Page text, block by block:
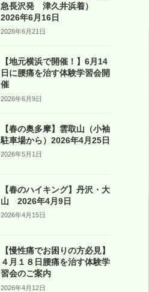
急長沢発 津久井浜着）
2026年6月16日
2026年6月21日
【地元横浜で開催！】6月14
日に腰痛を治す体験学習会開
催
2026年6月9日
【春の奥多摩】雲取山（小袖
駐車場から）2026年4月25日
2026年5月1日
【春のハイキング】丹沢・大
山 2026年4月9日
2026年4月15日
【慢性痛でお困りの方必見】
４月１８日腰痛を治す体験学
習会のご案内
2026年4月12日